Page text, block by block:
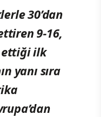
30’dan
9-16,
ettiği ilk
yanı sıra